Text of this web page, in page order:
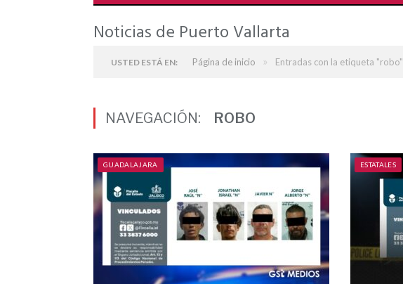
Noticias de Puerto Vallarta
USTED ESTÁ EN: Página de inicio » Entradas con la etiqueta "robo"
NAVEGACIÓN: ROBO
GUADALAJARA ESTATALES